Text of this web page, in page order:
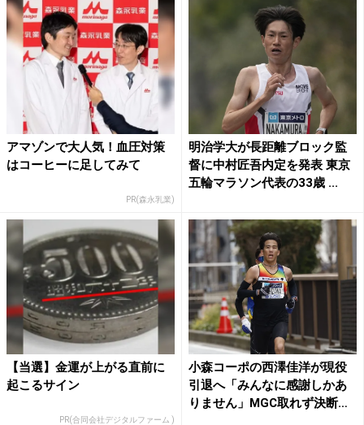
アマゾンで大人気！血圧対策
はコーヒーに足してみて
PR(森永乳業)
明治学大が長距離ブロック監
督に中村匠吾内定を発表 東京
五輪マラソン代表の33歳 ...
【当選】金運が上がる直前に
起こるサイン
PR(合同会社デジタルファーム )
小森コーポの西澤佳洋が現役
引退へ「みんなに感謝しかあ
りません」MGC取れず決断